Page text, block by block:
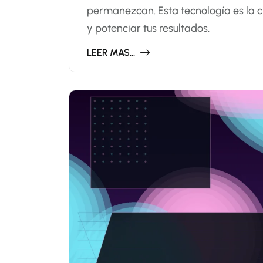
permanezcan. Esta tecnología es la
y potenciar tus resultados.
LEER MAS...